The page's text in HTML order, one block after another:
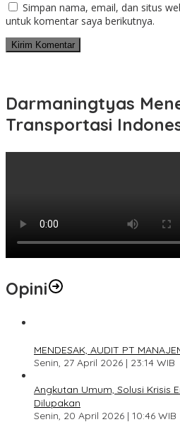
Simpan nama, email, dan situs
untuk komentar saya berikutnya.
Darmaningtyas
Transportasi
Opini
MENDESAK, AUDIT PT
Senin, 27 April 2026 | 23:14 WIB
Angkutan Umum, Solusi Krisis
Dilupakan
Senin, 20 April 2026 | 10:46 WIB